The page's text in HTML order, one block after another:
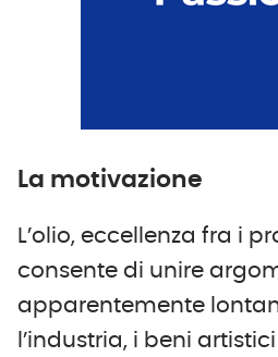
La motivazione
L’olio, eccellenza fra i
consente di unire
apparentemente
l’industria, i beni